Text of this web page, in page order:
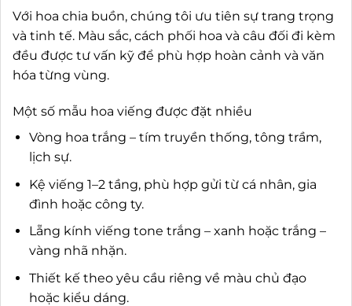
Với hoa chia buồn, chúng tôi ưu tiên sự trang trọng
và tinh tế. Màu sắc, cách phối hoa và câu đối đi kèm
đều được tư vấn kỹ để phù hợp hoàn cảnh và văn
hóa từng vùng.
Một số mẫu hoa viếng được đặt nhiều
Vòng hoa trắng – tím truyền thống, tông trầm,
lịch sự.
Kệ viếng 1–2 tầng, phù hợp gửi từ cá nhân, gia
đình hoặc công ty.
Lẵng kính viếng tone trắng – xanh hoặc trắng –
vàng nhã nhặn.
Thiết kế theo yêu cầu riêng về màu chủ đạo
hoặc kiểu dáng.